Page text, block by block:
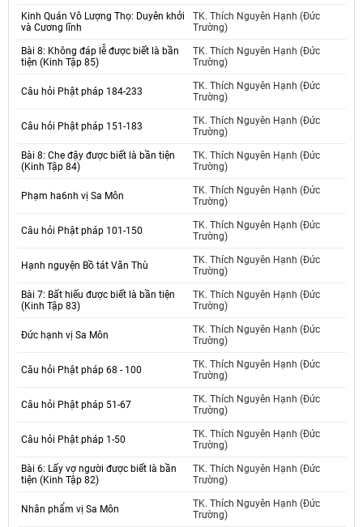
Kinh Quán Vô Lượng Thọ: Duyên khởi
và Cương lĩnh
TK. Thích Nguyên Hạnh (Đức
Trường)
Bài 8: Không đáp lễ được biết là bần
tiện (Kinh Tập 85)
TK. Thích Nguyên Hạnh (Đức
Trường)
Câu hỏi Phật pháp 184-233
TK. Thích Nguyên Hạnh (Đức
Trường)
Câu hỏi Phật pháp 151-183
TK. Thích Nguyên Hạnh (Đức
Trường)
Bài 8: Che đậy được biết là bần tiện
(Kinh Tập 84)
TK. Thích Nguyên Hạnh (Đức
Trường)
Phạm ha6nh vị Sa Môn
TK. Thích Nguyên Hạnh (Đức
Trường)
Câu hỏi Phật pháp 101-150
TK. Thích Nguyên Hạnh (Đức
Trường)
Hạnh nguyện Bồ tát Văn Thù
TK. Thích Nguyên Hạnh (Đức
Trường)
Bài 7: Bất hiếu được biết là bần tiện
(Kinh Tập 83)
TK. Thích Nguyên Hạnh (Đức
Trường)
Đức hạnh vị Sa Môn
TK. Thích Nguyên Hạnh (Đức
Trường)
Câu hỏi Phật pháp 68 - 100
TK. Thích Nguyên Hạnh (Đức
Trường)
Câu hỏi Phật pháp 51-67
TK. Thích Nguyên Hạnh (Đức
Trường)
Câu hỏi Phật pháp 1-50
TK. Thích Nguyên Hạnh (Đức
Trường)
Bài 6: Lấy vợ người được biết là bần
tiện (Kinh Tập 82)
TK. Thích Nguyên Hạnh (Đức
Trường)
Nhân phẩm vị Sa Môn
TK. Thích Nguyên Hạnh (Đức
Trường)